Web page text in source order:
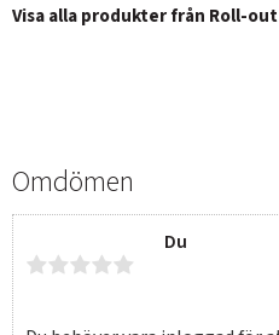
Visa alla produkter från Roll-out
Omdömen
Du